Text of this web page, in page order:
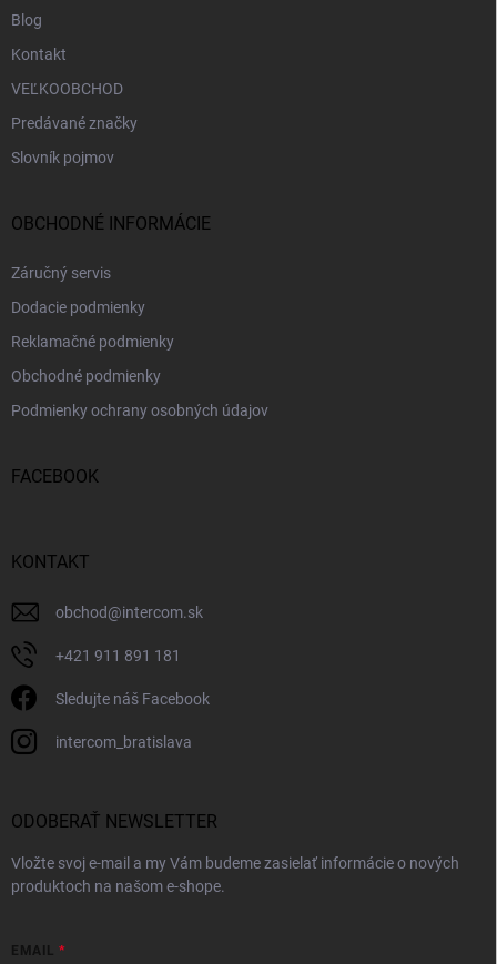
Blog
Kontakt
VEĽKOOBCHOD
Predávané značky
Slovník pojmov
OBCHODNÉ INFORMÁCIE
Záručný servis
Dodacie podmienky
Reklamačné podmienky
Obchodné podmienky
Podmienky ochrany osobných údajov
FACEBOOK
KONTAKT
obchod@intercom.sk
+421 911 891 181
Sledujte náš Facebook
intercom_bratislava
ODOBERAŤ NEWSLETTER
Vložte svoj e-mail a my Vám budeme zasielať informácie o nových
produktoch na našom e-shope.
EMAIL